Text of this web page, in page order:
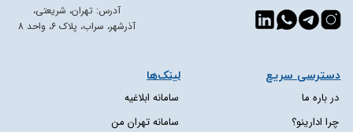
در باره ما
چرا ادارینو؟
دسترسی سریع​​​​​​​ لینک‌ها
سامانه ابلاغیه
سامانه تهران من
آدرس: تهران، شریعتی،
آذرشهر، سراب، پلاک 6، واحد 8